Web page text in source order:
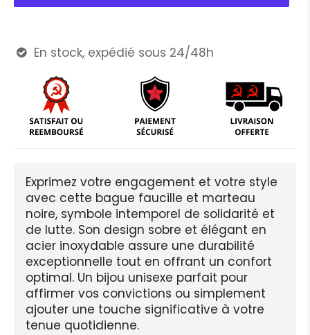
 En stock, expédié sous 24/48h
Exprimez votre engagement et votre style
avec cette bague faucille et marteau
noire, symbole intemporel de solidarité et
de lutte. Son design sobre et élégant en
acier inoxydable assure une durabilité
exceptionnelle tout en offrant un confort
optimal. Un bijou unisexe parfait pour
affirmer vos convictions ou simplement
ajouter une touche significative à votre
tenue quotidienne.